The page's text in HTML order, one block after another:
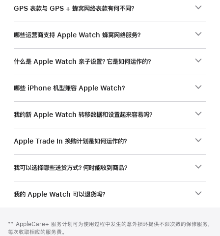
GPS 表款与 GPS + 蜂窝网络表款有何不同？
哪些运营商支持 Apple Watch 蜂窝网络服务？
什么是 Apple Watch 亲子设置？它是如何运作的？
哪些 iPhone 机型兼容 Apple Watch？
我的新 Apple Watch 转移数据和设置起来容易吗？
Apple Trade In 换购计划是如何运作的？
我可以选择哪些送货方式？何时能收到商品？
我的 Apple Watch 可以退货吗？
页
脚
注
** AppleCare+ 服务计划可为使用过程中发生的意外损坏提供不限次数的保修服务，
每次收取相应的服务费。